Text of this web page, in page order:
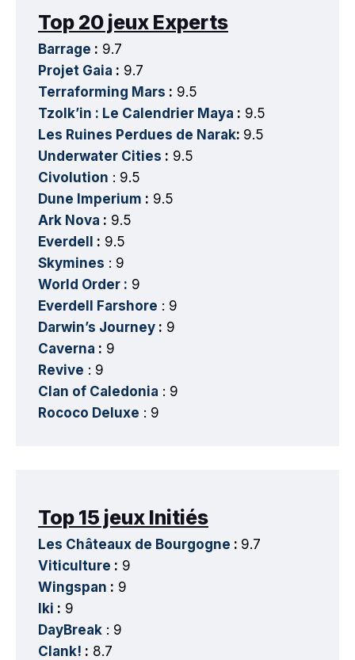
Top 20 jeux Experts
Barrage : 9.7
Projet Gaia : 9.7
Terraforming Mars : 9.5
Tzolk’in : Le Calendrier Maya : 9.5
Les Ruines Perdues de Narak: 9.5
Underwater Cities : 9.5
Civolution : 9.5
Dune Imperium : 9.5
Ark Nova : 9.5
Everdell : 9.5
Skymines : 9
World Order : 9
Everdell Farshore : 9
Darwin’s Journey : 9
Caverna : 9
Revive : 9
Clan of Caledonia : 9
Rococo Deluxe : 9
Top 15 jeux Initiés
Les Châteaux de Bourgogne : 9.7
Viticulture : 9
Wingspan : 9
Iki : 9
DayBreak : 9
Clank! : 8.7